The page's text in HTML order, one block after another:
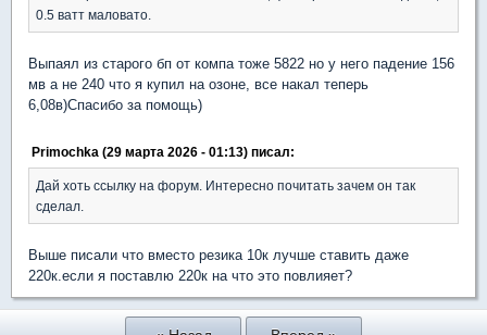
0.5 ватт маловато.
Выпаял из старого бп от компа тоже 5822 но у него падение 156
мв а не 240 что я купил на озоне, все накал теперь
6,08в)Спасибо за помощь)
Primochka (29 марта 2026 - 01:13) писал:
Дай хоть ссылку на форум. Интересно почитать зачем он так
сделал.
Выше писали что вместо резика 10к лучше ставить даже
220к.если я поставлю 220к на что это повлияет?